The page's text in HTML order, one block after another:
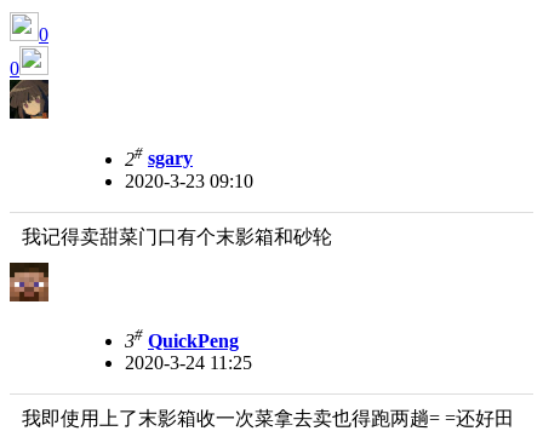
0
0
2# sgary
2020-3-23 09:10
我记得卖甜菜门口有个末影箱和砂轮
3# QuickPeng
2020-3-24 11:25
我即使用上了末影箱收一次菜拿去卖也得跑两趟= =还好田